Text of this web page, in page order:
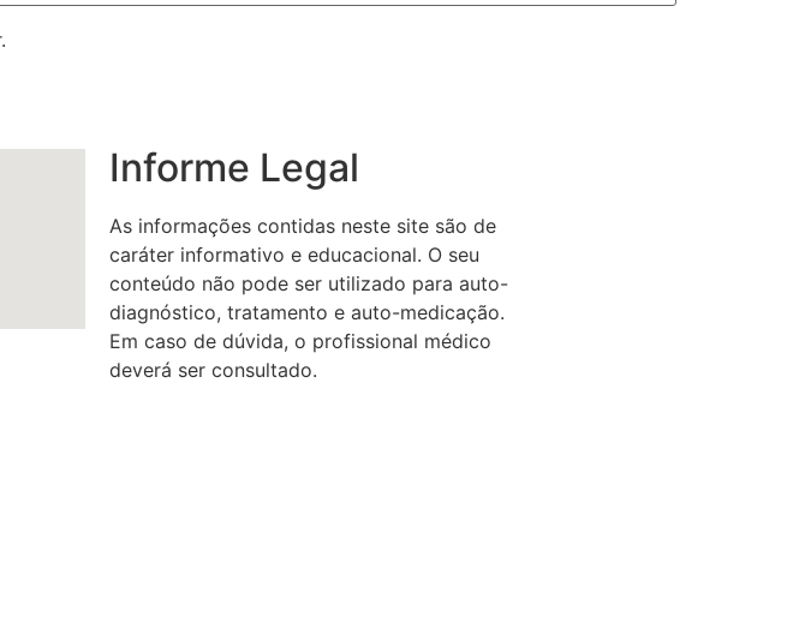
Informe Legal
As informações contidas neste site são de
caráter informativo e educacional. O seu
conteúdo não pode ser utilizado para auto-
diagnóstico, tratamento e auto-medicação.
Em caso de dúvida, o profissional médico
deverá ser consultado.